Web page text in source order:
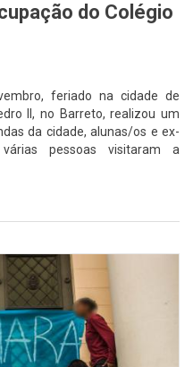
do Colégio
feriado na cidade de
II, no Barreto, realizou um
da cidade, alunas/os e ex-
pessoas visitaram a